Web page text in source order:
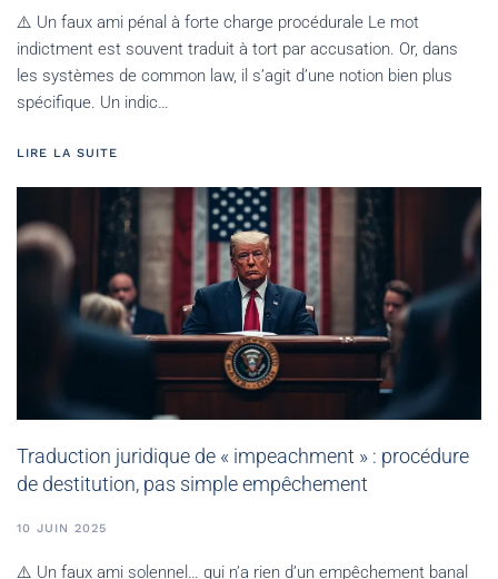
⚠️ Un faux ami pénal à forte charge procédurale Le mot
indictment est souvent traduit à tort par accusation. Or, dans
les systèmes de common law, il s’agit d’une notion bien plus
spécifique. Un indic…
LIRE LA SUITE
Traduction juridique de « impeachment » : procédure
de destitution, pas simple empêchement
10 JUIN 2025
⚠️ Un faux ami solennel… qui n’a rien d’un empêchement banal